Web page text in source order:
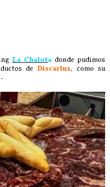
La Chalota donde pudimos
de Discarlux, como su